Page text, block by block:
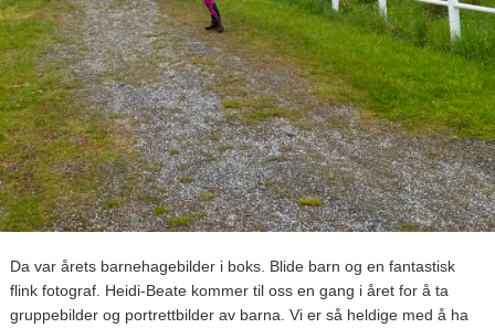
Da var årets barnehagebilder i boks. Blide barn og en fantastisk
flink fotograf. Heidi-Beate kommer til oss en gang i året for å ta
gruppebilder og portrettbilder av barna. Vi er så heldige med å ha